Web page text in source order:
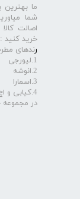
ما بهترین
شما
خرید کنید :
رندهای
1.لیورجی
2.انوشه
3.اسمارا
4.کیابی و اچ اند ام و ...
در مجموعه